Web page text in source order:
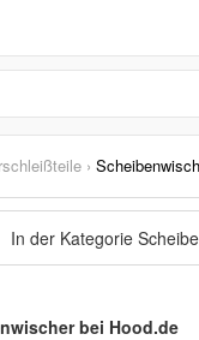
›
In der Kategorie
bei Hood.de